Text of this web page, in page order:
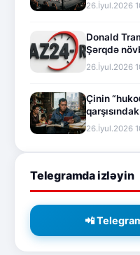
26.İyul.2026
Donald
Şərqdə
26.İyul.2026
Çinin
26.İyul.2026
Telegramda izləyin
📲